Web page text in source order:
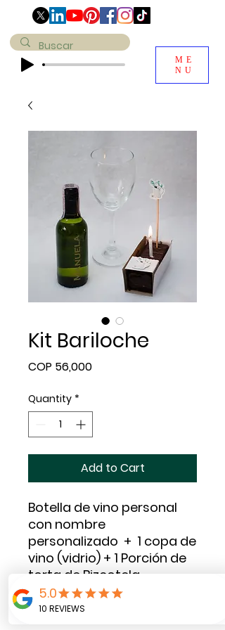
ME
NU
Kit Bariloche
COP 56,000Price
Quantity *
Add to Cart
Botella de vino personal
con nombre
personalizado + 1 copa de
vino (vidrio) + 1 Porción de
torta de Bizcotela.
Decorado con la temática
que nos indique el cliente.